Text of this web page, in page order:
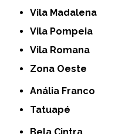
Vila Madalena
Vila Pompeia
Vila Romana
Zona Oeste
Anália Franco
Tatuapé